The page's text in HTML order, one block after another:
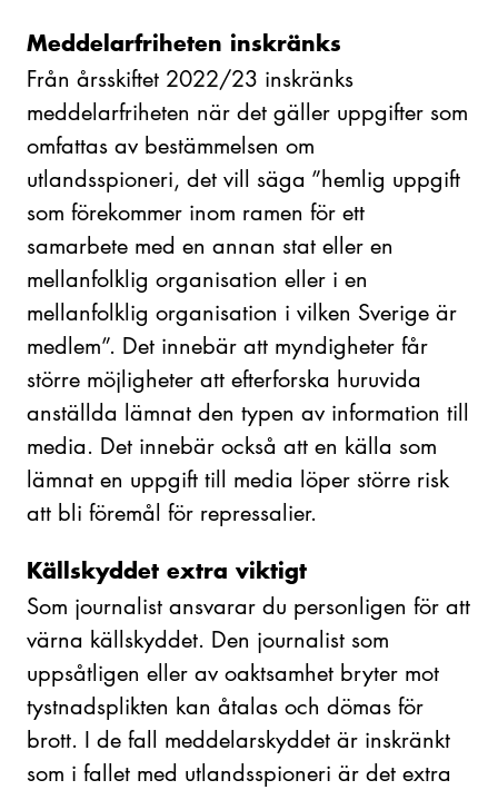
Meddelarfriheten inskränks
Från årsskiftet 2022/23 inskränks
meddelarfriheten när det gäller uppgifter som
omfattas av bestämmelsen om
utlandsspioneri, det vill säga ”hemlig uppgift
som förekommer inom ramen för ett
samarbete med en annan stat eller en
mellanfolklig organisation eller i en
mellanfolklig organisation i vilken Sverige är
medlem”. Det innebär att myndigheter får
större möjligheter att efterforska huruvida
anställda lämnat den typen av information till
media. Det innebär också att en källa som
lämnat en uppgift till media löper större risk
att bli föremål för repressalier.
Källskyddet extra viktigt
Som journalist ansvarar du personligen för att
värna källskyddet. Den journalist som
uppsåtligen eller av oaktsamhet bryter mot
tystnadsplikten kan åtalas och dömas för
brott. I de fall meddelarskyddet är inskränkt
som i fallet med utlandsspioneri är det extra